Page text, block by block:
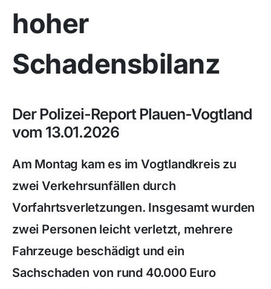
hoher
Schadensbilanz
Der Polizei-Report Plauen-Vogtland
vom 13.01.2026
Am Montag kam es im Vogtlandkreis zu
zwei Verkehrsunfällen durch
Vorfahrtsverletzungen. Insgesamt wurden
zwei Personen leicht verletzt, mehrere
Fahrzeuge beschädigt und ein
Sachschaden von rund 40.000 Euro